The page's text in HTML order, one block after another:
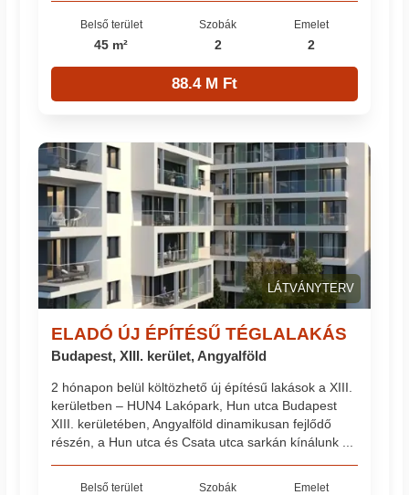
Belső terület
45 m²
Szobák
2
Emelet
2
88.4 M Ft
LÁTVÁNYTERV
ELADÓ ÚJ ÉPÍTÉSŰ TÉGLALAKÁS
Budapest, XIII. kerület, Angyalföld
2 hónapon belül költözhető új építésű lakások a XIII.
kerületben – HUN4 Lakópark, Hun utca Budapest
XIII. kerületében, Angyalföld dinamikusan fejlődő
részén, a Hun utca és Csata utca sarkán kínálunk ...
Belső terület Szobák Emelet